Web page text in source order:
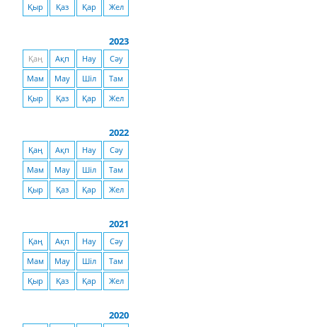
Қыр Қаз Қар Жел
2023
Қаң Ақп Нау
Сәу
Мам
Мау Шіл
Там
Қыр
Қаз Қар Жел
2022
Қаң Ақп Нау
Сәу
Мам
Мау Шіл
Там
Қыр
Қаз Қар Жел
2021
Қаң Ақп Нау
Сәу
Мам
Мау Шіл
Там
Қыр
Қаз Қар Жел
2020